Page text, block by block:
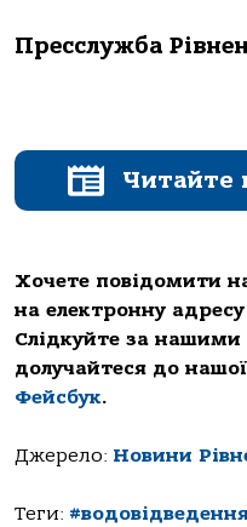
Пресслужба
Читайте
Хочете повідомити
на електронну адресу
Слідкуйте за
долучайтеся до
Фейсбук.
Джерело: Новини
Теги: